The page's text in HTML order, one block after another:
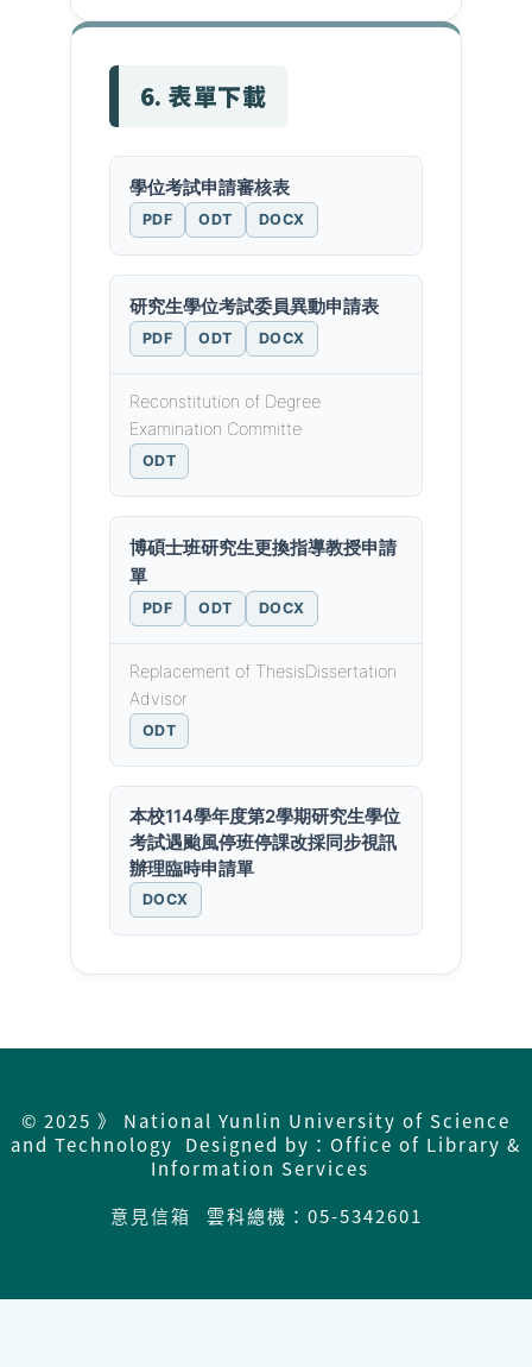
6. 表單下載
學位考試申請審核表
PDF ODT DOCX
研究生學位考試委員異動申請表
PDF ODT DOCX
Reconstitution of Degree
Examination Committe
ODT
博碩士班研究生更換指導教授申請
單
PDF ODT DOCX
Replacement of ThesisDissertation
Advisor
ODT
本校114學年度第2學期研究生學位
考試遇颱風停班停課改採同步視訊
辦理臨時申請單
DOCX
© 2025 》 National Yunlin University of Science
and Technology Designed by：Office of Library &
Information Services
意見信箱
雲科總機：05-5342601